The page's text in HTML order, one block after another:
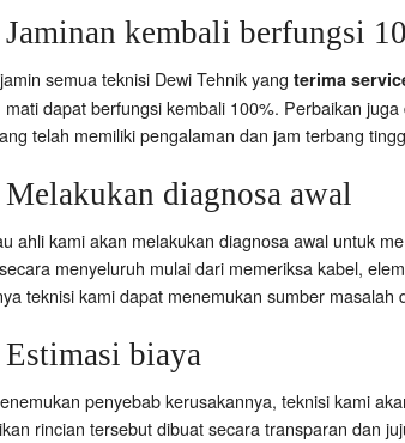
kembali berfungsi
semua teknisi Dewi Tehnik yang terima
dapat berfungsi kembali 100%. Perbaikan
telah memiliki pengalaman dan jam terbang
diagnosa awal
ahli kami akan melakukan diagnosa awal untuk
menyeluruh mulai dari memeriksa kabel,
teknisi kami dapat menemukan sumber masalah
biaya
penyebab kerusakannya, teknisi kami
rincian tersebut dibuat secara transparan dan